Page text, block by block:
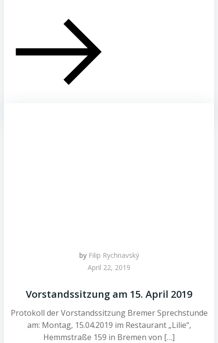
by Filip Rychnavský
April 22, 2019
Vorstandssitzung am 15. April 2019
Protokoll der Vorstandssitzung Bremer Sprechstunde
am: Montag, 15.04.2019 im Restaurant „Lilie“,
Hemmstraße 159 in Bremen von […]